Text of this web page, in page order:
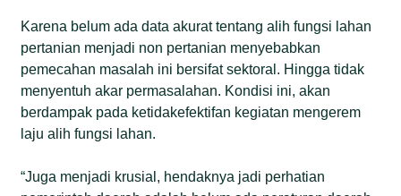
Karena belum ada data akurat tentang alih fungsi lahan
pertanian menjadi non pertanian menyebabkan
pemecahan masalah ini bersifat sektoral. Hingga tidak
menyentuh akar permasalahan. Kondisi ini, akan
berdampak pada ketidakefektifan kegiatan mengerem
laju alih fungsi lahan.
“Juga menjadi krusial, hendaknya jadi perhatian